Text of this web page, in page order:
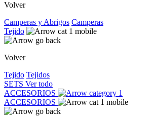
Volver
Camperas y Abrigos Camperas
Tejido
Volver
Tejido Tejidos
SETS Ver todo
ACCESORIOS
ACCESORIOS